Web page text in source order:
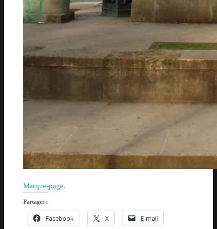
Marque-page.
Partager :
Facebook X E-mail